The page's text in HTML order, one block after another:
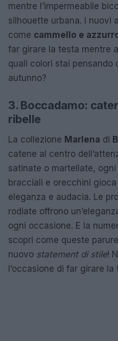
mentre l’impermeabile
silhouette urbana. I nuovi
come cammello e
far girare la testa mentre
quali colori stai pensando
autunno?
3. Boccadamo:
ribelle
La collezione Marlena di
catene al centro
satinate o martellate,
bracciali e orecchini
eleganza e audacia. Le
rodiate offrono
ogni occasione. E la
scopri come queste
nuovo statement di stile!
l’occasione di far girare